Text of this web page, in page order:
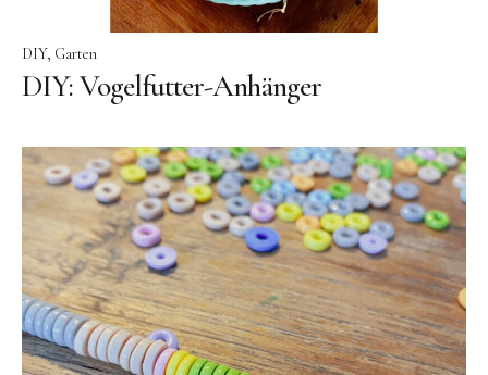
Instagram
DIY Garten
DIY: Vogelfutter-Anhänger